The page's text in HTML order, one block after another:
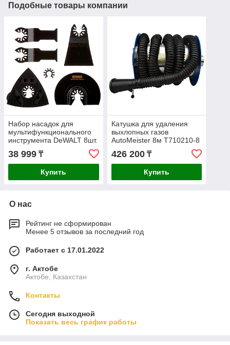
Подобные товары компании
Набор насадок для
мультифункционального
инструмента DeWALT 8шт.
DT20731-QZ
38 999 ₸
Купить
Катушка для удаления
выхлопных газов
AutoMeister 8м T710210-8
426 200₸
Купить
О нас
Рейтинг не сформирован
Менее 5 отзывов за последний год
Работает с 17.01.2022
г. Актобе
Актобе, Казахстан
Контакты
Сегодня выходной
Показать весь график работы